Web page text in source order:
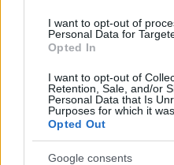
I want to opt-out of
Personal Data for
Opted In
I want to opt-out of
Retention, Sale, and/or
Personal Data that Is
Purposes for which it
Opted Out
Google consents
Δώρα Χρυσικού -
ηλικία 14 ετών [vid]